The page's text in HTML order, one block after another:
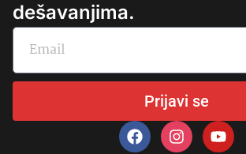
dešavanjima.
Prijavi se